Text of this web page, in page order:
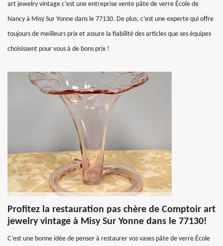
art jewelry vintage c’est une entreprise vente pâte de verre École de
Nancy à Misy Sur Yonne dans le 77130. De plus, c’est une experte qui offre
toujours de meilleurs prix et assure la fiabilité des articles que ses équipes
choisissent pour vous à de bons prix !
Profitez la restauration pas chère de Comptoir art
jewelry vintage à Misy Sur Yonne dans le 77130!
C’est une bonne idée de penser à restaurer vos vases pâte de verre École